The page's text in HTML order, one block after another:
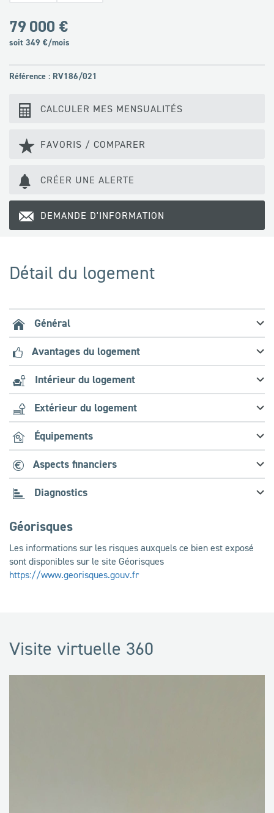
79 000 €
soit 349 €/mois
Référence : RV186/021
CALCULER MES MENSUALITÉS
FAVORIS / COMPARER
CRÉER UNE ALERTE
DEMANDE D'INFORMATION
Détail du logement
Général
Avantages du logement
Intérieur du logement
Extérieur du logement
Équipements
Aspects financiers
Diagnostics
Géorisques
Les informations sur les risques auxquels ce bien est exposé
sont disponibles sur le site Géorisques
https://www.georisques.gouv.fr
Visite virtuelle 360